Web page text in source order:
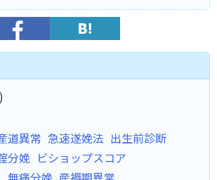
道異常 急速遂娩法 出生前診断
分娩 ビショップスコア